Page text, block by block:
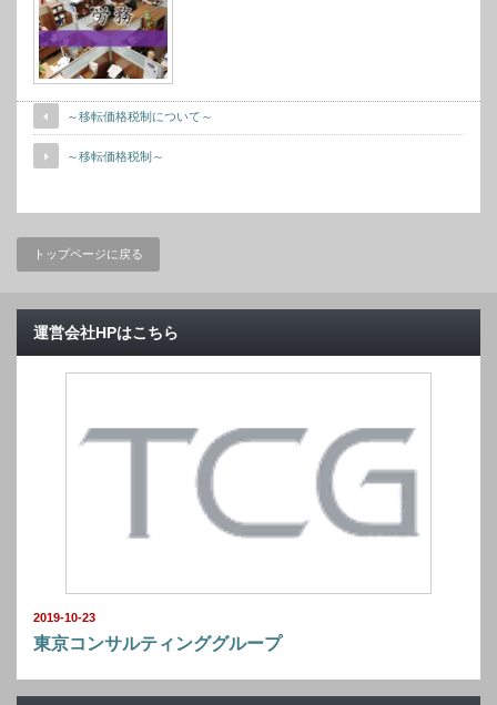
～移転価格税制について～
～移転価格税制～
トップページに戻る
運営会社HPはこちら
2019-10-23
東京コンサルティンググループ